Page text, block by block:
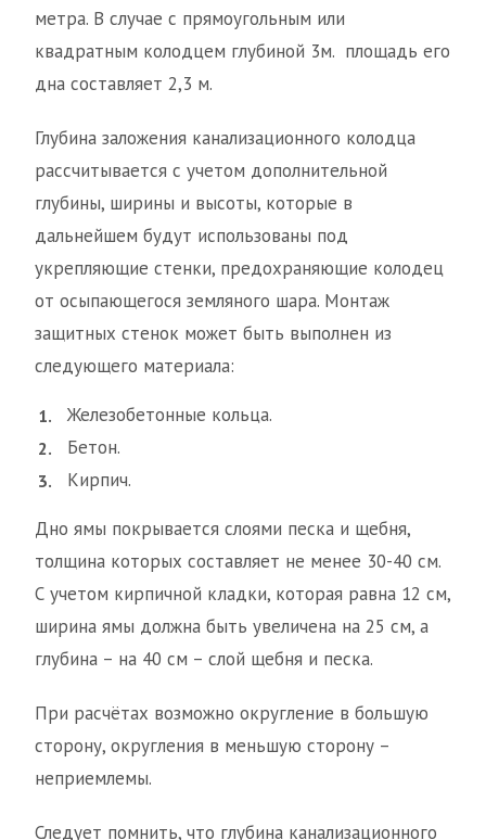
метра. В случае с прямоугольным или
квадратным колодцем глубиной 3м. площадь его
дна составляет 2,3 м.
Глубина заложения канализационного колодца
рассчитывается с учетом дополнительной
глубины, ширины и высоты, которые в
дальнейшем будут использованы под
укрепляющие стенки, предохраняющие колодец
от осыпающегося земляного шара. Монтаж
защитных стенок может быть выполнен из
следующего материала:
Железобетонные кольца.
Бетон.
Кирпич.
Дно ямы покрывается слоями песка и щебня,
толщина которых составляет не менее 30-40 см.
С учетом кирпичной кладки, которая равна 12 см,
ширина ямы должна быть увеличена на 25 см, а
глубина – на 40 см – слой щебня и песка.
При расчётах возможно округление в большую
сторону, округления в меньшую сторону –
неприемлемы.
Следует помнить, что глубина канализационного